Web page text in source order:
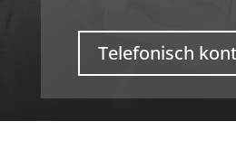
Telefonisch